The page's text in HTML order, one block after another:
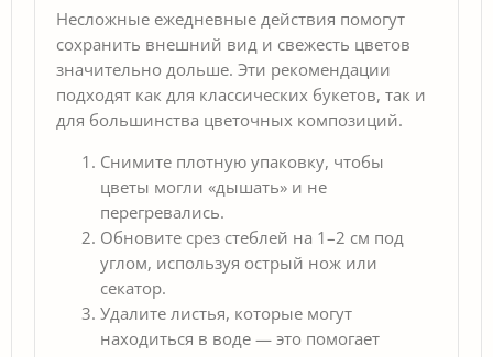
Несложные ежедневные действия помогут
сохранить внешний вид и свежесть цветов
значительно дольше. Эти рекомендации
подходят как для классических букетов, так и
для большинства цветочных композиций.
Снимите плотную упаковку, чтобы
цветы могли «дышать» и не
перегревались.
Обновите срез стеблей на 1–2 см под
углом, используя острый нож или
секатор.
Удалите листья, которые могут
находиться в воде — это помогает